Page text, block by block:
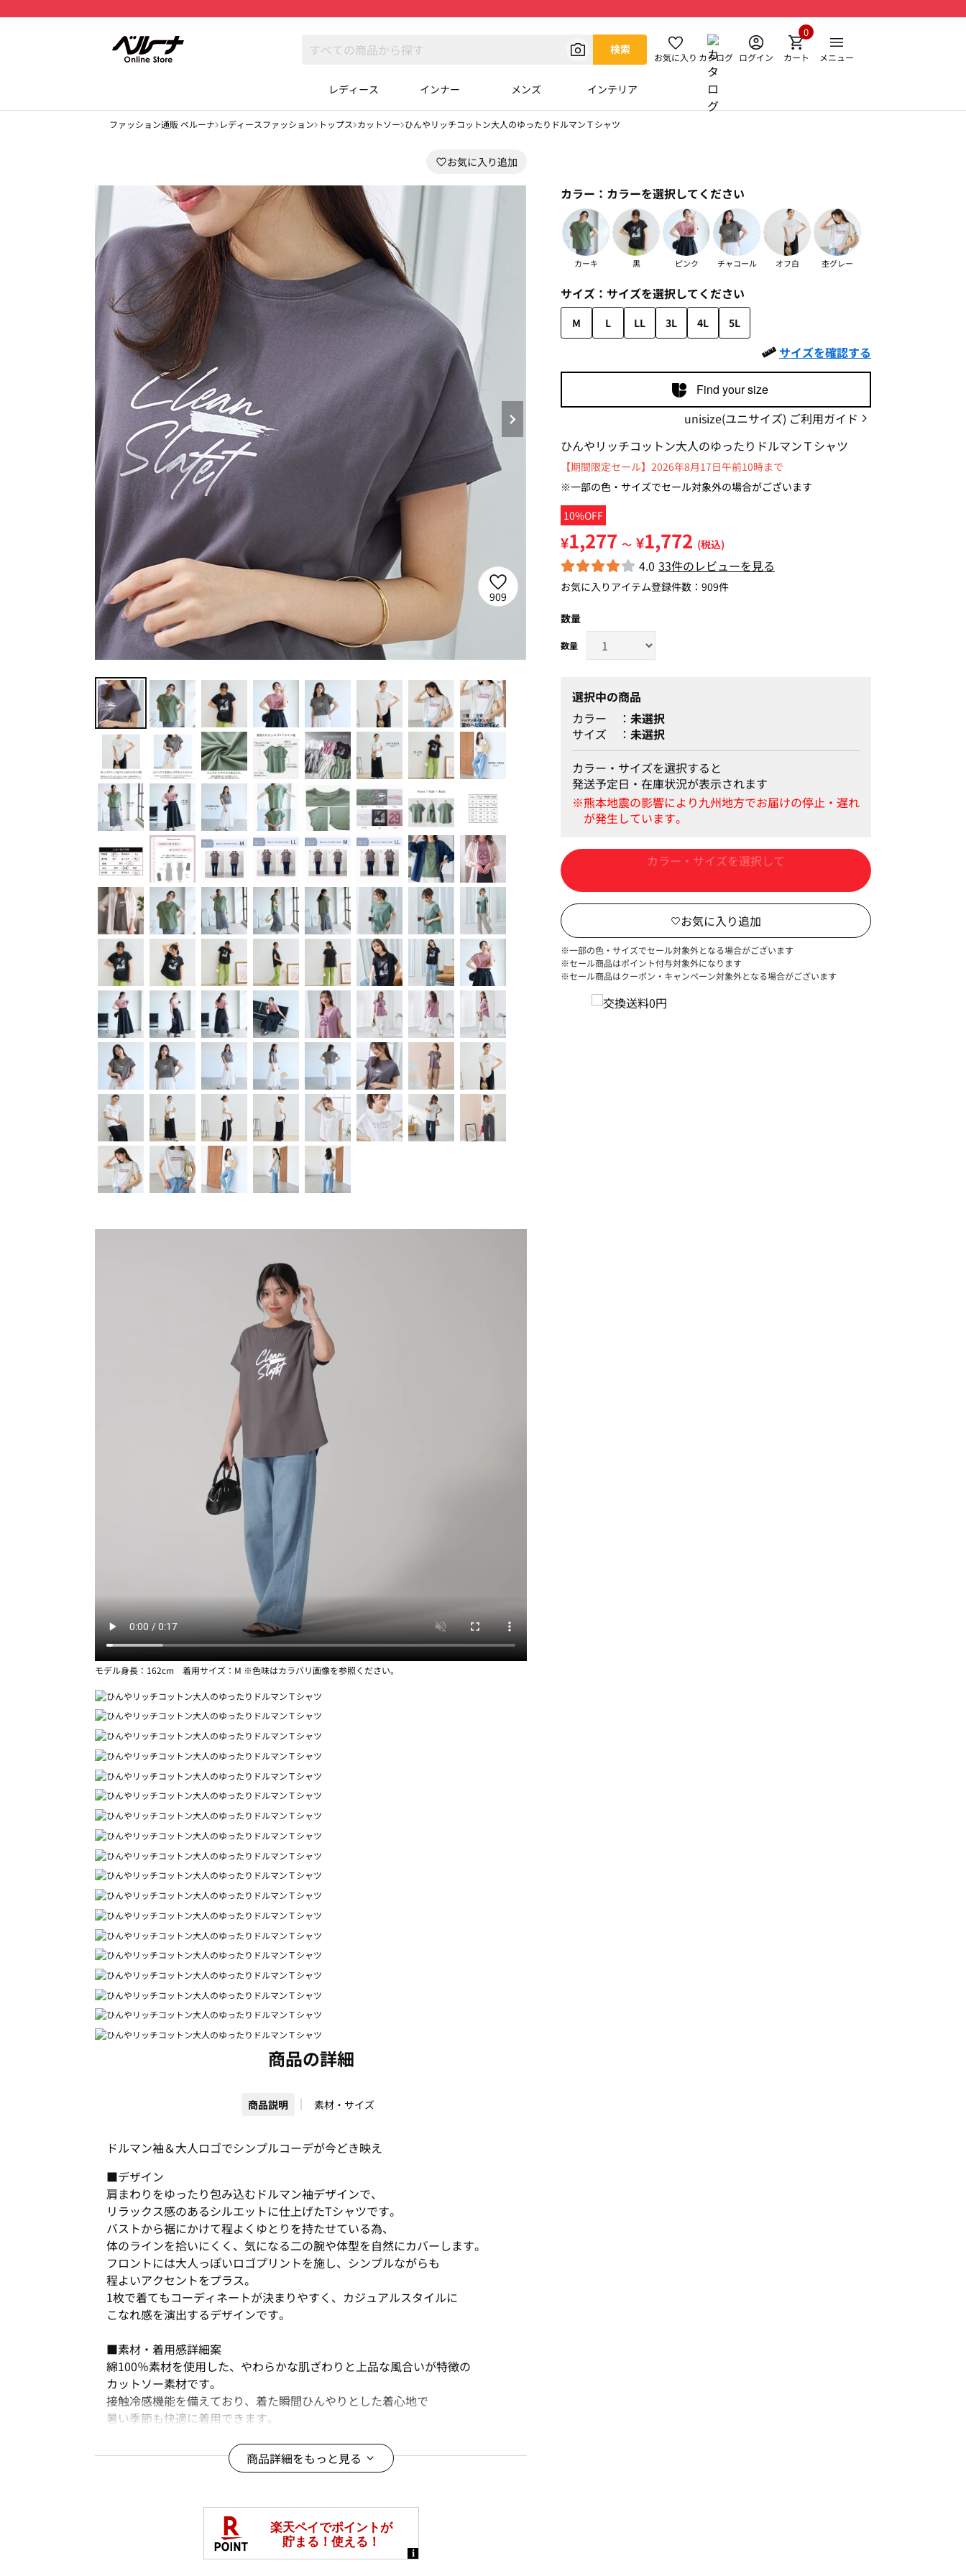
検索
お気に入り カタログ ログイン カート
0
メニュー
レディース インナー メンズ インテリア
ファッション通販 ベルーナ レディースファッション トップス カットソー ひんやリッチコットン大人のゆったりドルマンＴシャツ
909
モデル身長：162cm 着用サイズ：M ※色味はカラバリ画像を参照ください。
商品の詳細
商品説明 素材・サイズ
ドルマン袖＆大人ロゴでシンプルコーデが今どき映え
■デザイン
肩まわりをゆったり包み込むドルマン袖デザインで、
リラックス感のあるシルエットに仕上げたTシャツです。
バストから裾にかけて程よくゆとりを持たせている為、
体のラインを拾いにくく、気になる二の腕や体型を自然にカバーします。
フロントには大人っぽいロゴプリントを施し、シンプルながらも
程よいアクセントをプラス。
1枚で着てもコーディネートが決まりやすく、カジュアルスタイルに
こなれ感を演出するデザインです。
■素材・着用感詳細案
綿100％素材を使用した、やわらかな肌ざわりと上品な風合いが特徴の
カットソー素材です。
接触冷感機能を備えており、着た瞬間ひんやりとした着心地で
暑い季節も快適に着用できます。
アンチピリング加工も施されています。
機能性と着心地を兼ね備えた、デイリー使いに便利な素材です。
＊＊＊＊＊＊＊＊＊＊＊＊＊＊＊＊＊＊＊＊＊＊
商品詳細をもっと見る
カラー： カラーを選択してください
カーキ 黒 ピンク チャコール オフ白 杢グレー
サイズ： サイズを選択してください
M L LL 3L 4L 5L
サイズを確認する
Find your size
unisize(ユニサイズ) ご利用ガイド
ひんやリッチコットン大人のゆったりドルマンＴシャツ
10%OFF
【期間限定セール】2026年8月17日午前10時まで
※一部の色・サイズでセール対象外の場合がございます
¥1,277 ～ ¥1,772 (税込)
4.0 33件のレビューを見る
お気に入りアイテム登録件数： 909件
数量
選択中の商品
カラー
未選択
サイズ
未選択
カラー・サイズを選択すると
発送予定日・在庫状況が表示されます
カートに入れる
※一部の色・サイズでセール対象外となる場合がございます
※セール商品はポイント付与対象外になります
※セール商品はクーポン・キャンペーン対象外となる場合がございます